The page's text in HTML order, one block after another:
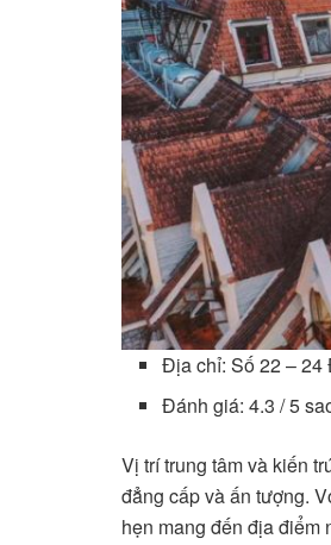
Địa chỉ: Số 22 – 24
Đánh giá: 4.3 / 5
Vị trí trung tâm và kiến
đẳng cấp và ấn tượng.
hẹn mang đến địa điểm